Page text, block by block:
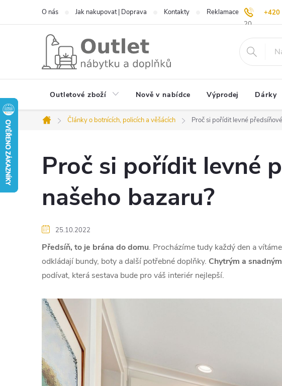
+420
20
O nás Jak nakupovat | Doprava Kontakty Reklamace | Vrácení zboží
Outletové zboží Nově v nabídce Výprodej Dárky
Domů
Články o botnících, policích a věšácích Proč si pořídit levné
Proč si pořídit levné
našeho bazaru?
25.10.2022
Předsíň, to je brána do domu. Procházíme tudy každý den a
odkládají bundy, boty a další potřebné doplňky. Chytrým a
podívat, která sestava bude pro váš interiér nejlepší.